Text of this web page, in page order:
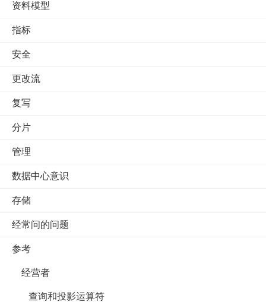
资料模型
指标
安全
更改流
复写
分片
管理
数据中心意识
存储
经常问的问题
参考
经营者
查询和投影运算符